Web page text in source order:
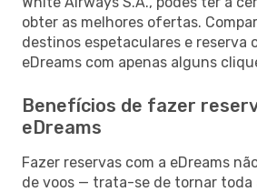
obter as melhores ofertas.
destinos espetaculares e reserva
eDreams com apenas alguns
Benefícios de fazer
eDreams
Fazer reservas com a eDreams
de voos — trata-se de tornar toda